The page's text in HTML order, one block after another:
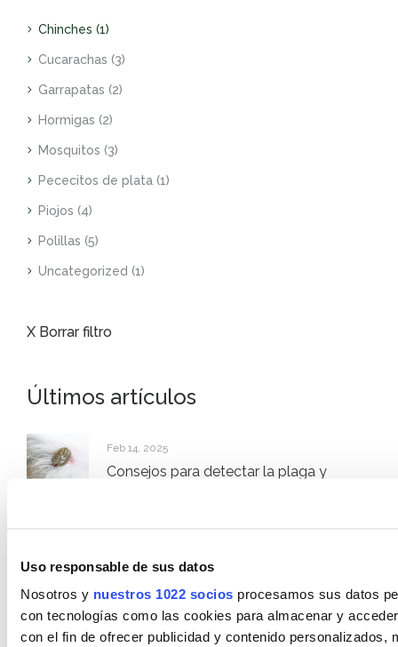
Uso responsable de sus datos
Nosotros y nuestros 1022 socios procesamos sus datos
con tecnologías como las cookies para almacenar y
con el fin de ofrecer publicidad y contenido personalizados,
Chinches (1)
Cucarachas (3)
Garrapatas (2)
Hormigas (2)
Mosquitos (3)
Pececitos de plata (1)
Piojos (4)
Polillas (5)
Uncategorized (1)
X Borrar filtro
Últimos artículos
Feb 14, 2025
Consejos para detectar la plaga y
Feb 14, 2025
Tipos de cucarachas y cómo acabar
con ellas